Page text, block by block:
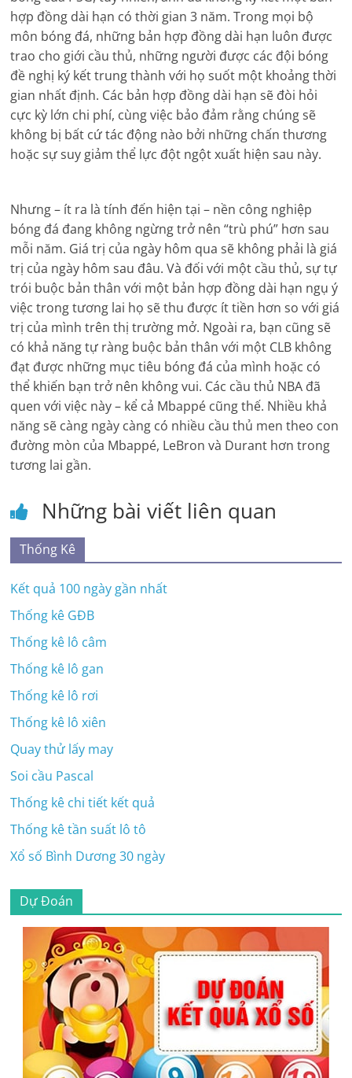
hợp đồng dài hạn có thời gian 3 năm. Trong mọi bộ
môn bóng đá, những bản hợp đồng dài hạn luôn được
trao cho giới cầu thủ, những người được các đội bóng
đề nghị ký kết trung thành với họ suốt một khoảng thời
gian nhất định. Các bản hợp đồng dài hạn sẽ đòi hỏi
cực kỳ lớn chi phí, cùng việc bảo đảm rằng chúng sẽ
không bị bất cứ tác động nào bởi những chấn thương
hoặc sự suy giảm thể lực đột ngột xuất hiện sau này.
Nhưng – ít ra là tính đến hiện tại – nền công nghiệp
bóng đá đang không ngừng trở nên “trù phú” hơn sau
mỗi năm. Giá trị của ngày hôm qua sẽ không phải là giá
trị của ngày hôm sau đâu. Và đối với một cầu thủ, sự tự
trói buộc bản thân với một bản hợp đồng dài hạn ngụ ý
việc trong tương lai họ sẽ thu được ít tiền hơn so với giá
trị của mình trên thị trường mở. Ngoài ra, bạn cũng sẽ
có khả năng tự ràng buộc bản thân với một CLB không
đạt được những mục tiêu bóng đá của mình hoặc có
thể khiến bạn trở nên không vui. Các cầu thủ NBA đã
quen với việc này – kể cả Mbappé cũng thế. Nhiều khả
năng sẽ càng ngày càng có nhiều cầu thủ men theo con
đường mòn của Mbappé, LeBron và Durant hơn trong
tương lai gần.
Những bài viết liên quan
Thống Kê
Kết quả 100 ngày gần nhất
Thống kê GĐB
Thống kê lô câm
Thống kê lô gan
Thống kê lô rơi
Thống kê lô xiên
Quay thử lấy may
Soi cầu Pascal
Thống kê chi tiết kết quả
Thống kê tần suất lô tô
Xổ số Bình Dương 30 ngày
Dự Đoán